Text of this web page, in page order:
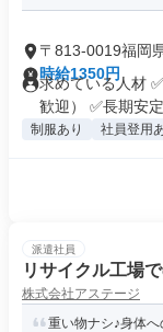
〒813-0019福岡
時給1350円
求めている人材
歓迎） ✅長期安
制服あり 社員登用
派遣社員
リサイクル工場
株式会社アステージ
重い物ナシ♪身体